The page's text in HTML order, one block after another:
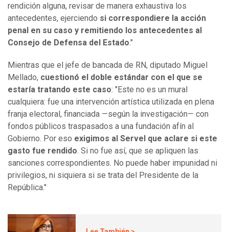
rendición alguna, revisar de manera exhaustiva los
antecedentes, ejerciendo si correspondiere la acción
penal en su caso y remitiendo los antecedentes al
Consejo de Defensa del Estado."
Mientras que el jefe de bancada de RN, diputado Miguel
Mellado, cuestionó el doble estándar con el que se
estaría tratando este caso: "Este no es un mural
cualquiera: fue una intervención artística utilizada en plena
franja electoral, financiada —según la investigación— con
fondos públicos traspasados a una fundación afín al
Gobierno. Por eso exigimos al Servel que aclare si este
gasto fue rendido. Si no fue así, que se apliquen las
sanciones correspondientes. No puede haber impunidad ni
privilegios, ni siquiera si se trata del Presidente de la
República."